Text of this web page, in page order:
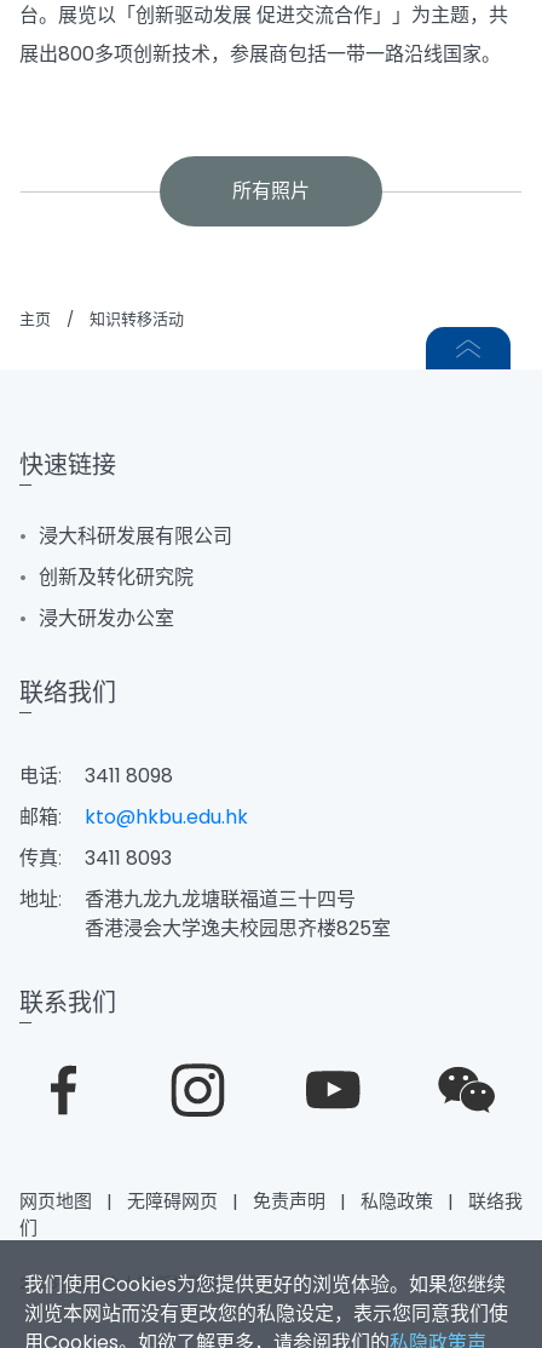
台。展览以「创新驱动发展 促进交流合作」」为主题，共
展出800多项创新技术，参展商包括一带一路沿线国家。
所有照片
主页 / 知识转移活动
我们使用Cookies为您提供更好的浏览体验。如果您继续
浏览本网站而没有更改您的私隐设定，表示您同意我们使
快速链接
浸大科研发展有限公司
创新及转化研究院
浸大研发办公室
联络我们
电话:
3411 8098
邮箱:
kto@hkbu.edu.hk
传真:
3411 8093
地址:
香港九龙九龙塘联福道三十四号
香港浸会大学逸夫校园思齐楼825室
联系我们
网页地图 | 无障碍网页 | 免责声明 | 私隐政策 |
联络我
们
2026香港浸会大学 版权所有